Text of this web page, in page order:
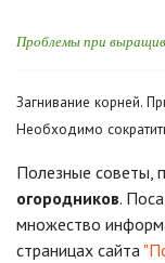
Проблемы при
Загнивание корней.
Необходимо
Полезные советы,
огородников.
множество
страницах сайта